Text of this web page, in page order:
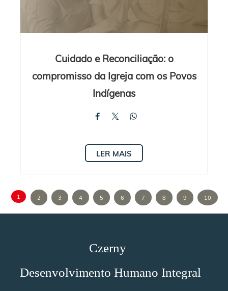
Cuidado e Reconciliação: o
compromisso da Igreja com os Povos
Indígenas
LER MAIS
1 2 3 4 5 6 7 8 9 10
Czerny
Desenvolvimento Humano Integral